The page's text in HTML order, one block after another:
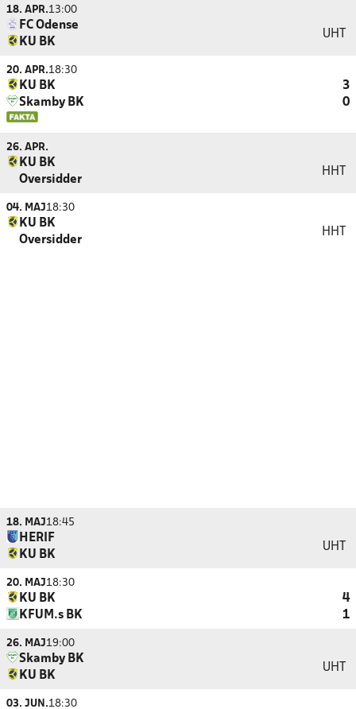
18. APR.13:00
FC Odense
KU BK
UHT
20. APR.18:30
KU BK
3
Skamby BK
0
26. APR.
KU BK
Oversidder
HHT
04. MAJ18:30
KU BK
Oversidder
HHT
18. MAJ18:45
HERIF
KU BK
UHT
20. MAJ18:30
KU BK
4
KFUM.s BK
1
26. MAJ19:00
Skamby BK
KU BK
UHT
03. JUN.18:30